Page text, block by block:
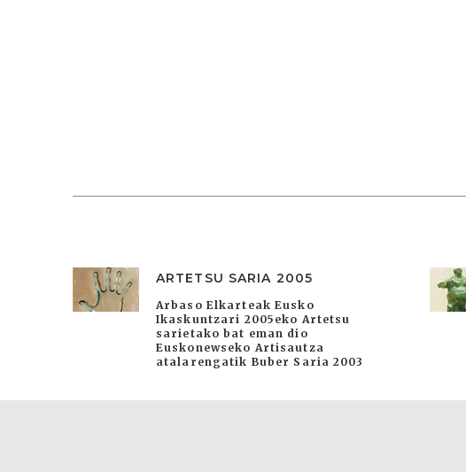
ARTETSU SARIA 2005
Arbaso Elkarteak Eusko
Ikaskuntzari 2005eko Artetsu
sarietako bat eman dio
Euskonewseko Artisautza
atalarengatik Buber Saria 2003